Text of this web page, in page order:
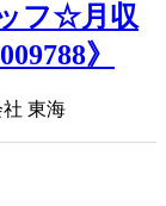
フ☆月収
》
東海